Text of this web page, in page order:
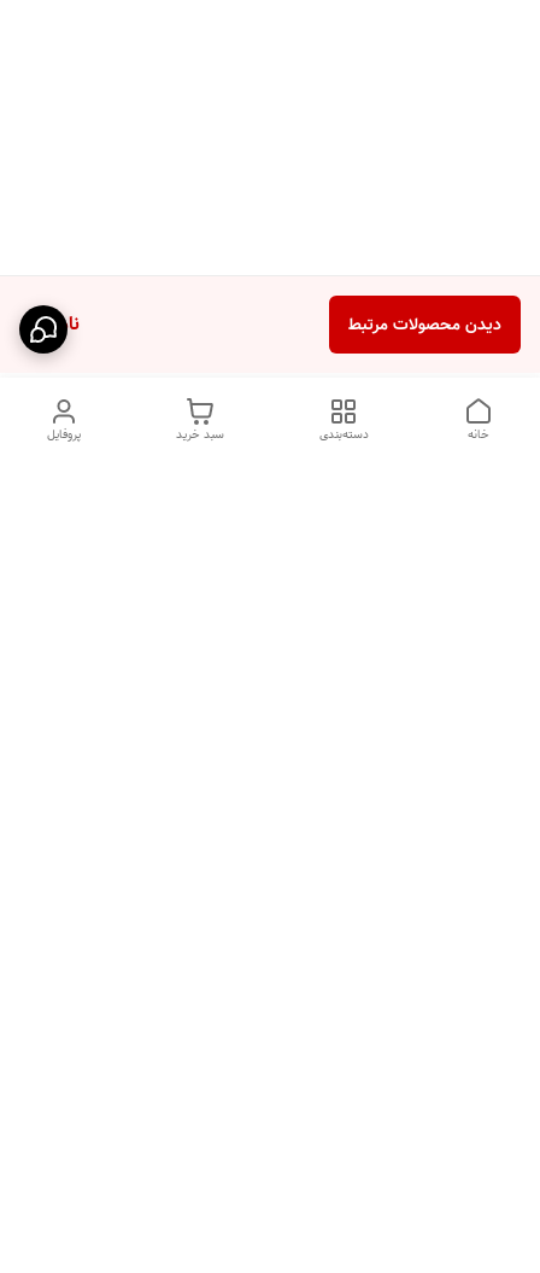
ناموجود دیدن محصولات مرتبط
پروفایل سبد خرید دسته‌بندی خانه